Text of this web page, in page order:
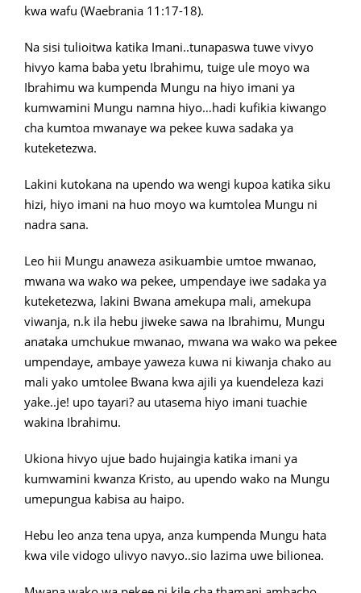
kwa wafu (Waebrania 11:17-18).
Na sisi tulioitwa katika Imani..tunapaswa tuwe vivyo
hivyo kama baba yetu Ibrahimu, tuige ule moyo wa
Ibrahimu wa kumpenda Mungu na hiyo imani ya
kumwamini Mungu namna hiyo…hadi kufikia kiwango
cha kumtoa mwanaye wa pekee kuwa sadaka ya
kuteketezwa.
Lakini kutokana na upendo wa wengi kupoa katika siku
hizi, hiyo imani na huo moyo wa kumtolea Mungu ni
nadra sana.
Leo hii Mungu anaweza asikuambie umtoe mwanao,
mwana wa wako wa pekee, umpendaye iwe sadaka ya
kuteketezwa, lakini Bwana amekupa mali, amekupa
viwanja, n.k ila hebu jiweke sawa na Ibrahimu, Mungu
anataka umchukue mwanao, mwana wa wako wa pekee
umpendaye, ambaye yaweza kuwa ni kiwanja chako au
mali yako umtolee Bwana kwa ajili ya kuendeleza kazi
yake..je! upo tayari? au utasema hiyo imani tuachie
wakina Ibrahimu.
Ukiona hivyo ujue bado hujaingia katika imani ya
kumwamini kwanza Kristo, au upendo wako na Mungu
umepungua kabisa au haipo.
Hebu leo anza tena upya, anza kumpenda Mungu hata
kwa vile vidogo ulivyo navyo..sio lazima uwe bilionea.